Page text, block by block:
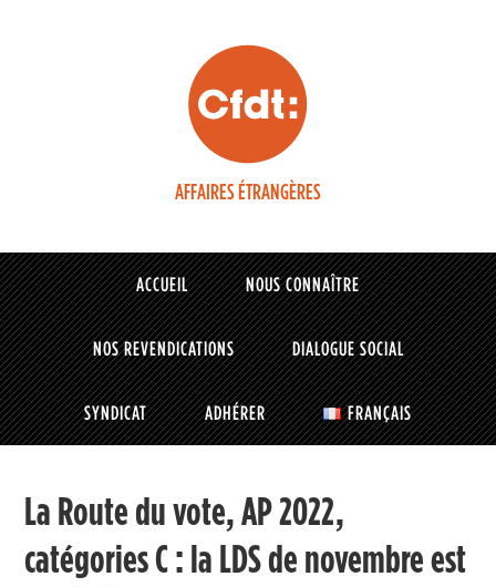
AFFAIRES ÉTRANGÈRES
ACCUEIL NOUS CONNAÎTRE
NOS REVENDICATIONS DIALOGUE SOCIAL
SYNDICAT ADHÉRER FRANÇAIS
La Route du vote, AP 2022,
catégories C : la LDS de novembre est